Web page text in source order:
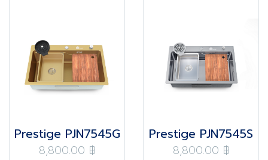
Prestige PJN7545G
8,800.00 ฿
Prestige PJN7545S
8,800.00 ฿